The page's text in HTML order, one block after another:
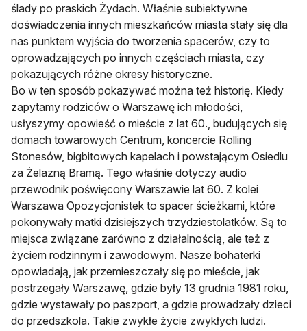
ślady po praskich Żydach. Właśnie subiektywne
doświadczenia innych mieszkańców miasta stały się dla
nas punktem wyjścia do tworzenia spacerów, czy to
oprowadzających po innych częściach miasta, czy
pokazujących różne okresy historyczne.
Bo w ten sposób pokazywać można też historię. Kiedy
zapytamy rodziców o Warszawę ich młodości,
usłyszymy opowieść o mieście z lat 60., budujących się
domach towarowych Centrum, koncercie Rolling
Stonesów, bigbitowych kapelach i powstającym Osiedlu
za Żelazną Bramą. Tego właśnie dotyczy audio
przewodnik poświęcony Warszawie lat 60. Z kolei
Warszawa Opozycjonistek to spacer ścieżkami, które
pokonywały matki dzisiejszych trzydziestolatków. Są to
miejsca związane zarówno z działalnością, ale też z
życiem rodzinnym i zawodowym. Nasze bohaterki
opowiadają, jak przemieszczały się po mieście, jak
postrzegały Warszawę, gdzie były 13 grudnia 1981 roku,
gdzie wystawały po paszport, a gdzie prowadzały dzieci
do przedszkola. Takie zwykłe życie zwykłych ludzi.